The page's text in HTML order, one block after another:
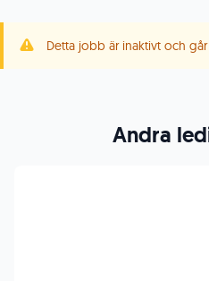
Detta jobb är inaktivt och
Andra